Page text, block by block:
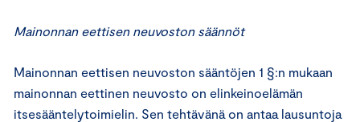
Mainonnan eettisen neuvoston säännöt
Mainonnan eettisen neuvoston sääntöjen 1 §:n mukaan
mainonnan eettinen neuvosto on elinkeinoelämän
itsesääntelytoimielin. Sen tehtävänä on antaa lausuntoja